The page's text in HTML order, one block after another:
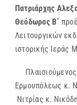
Πατριάρχης
Θεόδωρος Β΄
Λειτουργικών
ιστορικής Ιεράς
Πλαισιούμενος
Ερμουπόλεως κ.
Νιτρίας κ.